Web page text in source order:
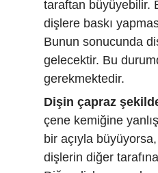
taraftan büyüyebilir.
dişlere baskı
Bunun sonucunda
gelecektir. Bu
gerekmektedir.
Dişin çapraz
çene kemiğine
bir açıyla
dişlerin diğer